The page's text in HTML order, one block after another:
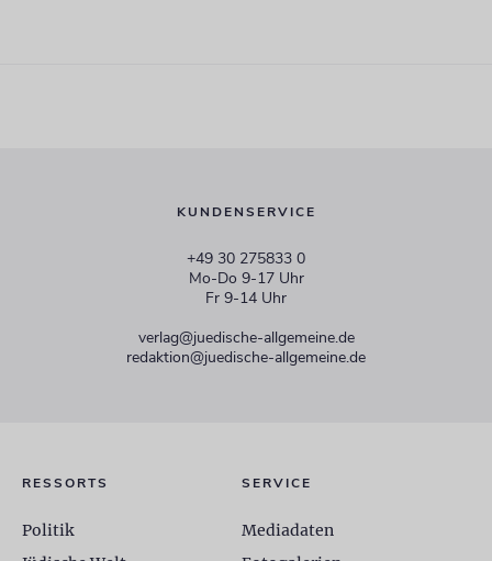
KUNDENSERVICE
+49 30 275833 0
Mo-Do 9-17 Uhr
Fr 9-14 Uhr
verlag@juedische-allgemeine.de
redaktion@juedische-allgemeine.de
RESSORTS
Politik
SERVICE
Mediadaten